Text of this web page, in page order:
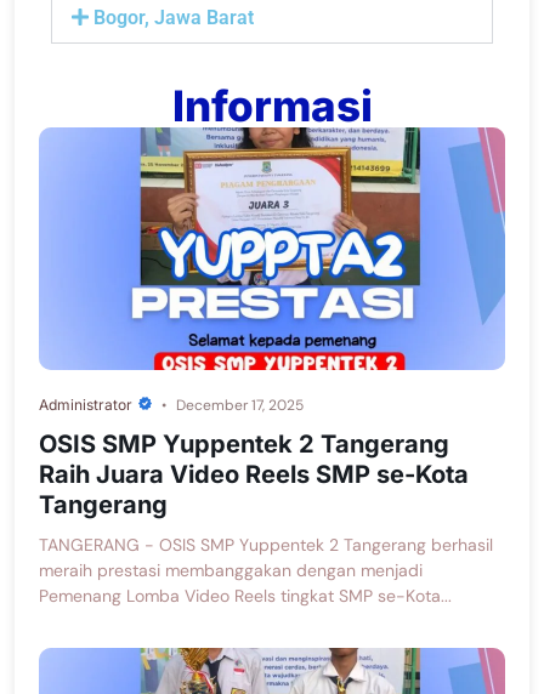
Bogor, Jawa Barat
Informasi
Administrator December 17, 2025
OSIS SMP Yuppentek 2 Tangerang
Raih Juara Video Reels SMP se-Kota
Tangerang
TANGERANG - OSIS SMP Yuppentek 2 Tangerang berhasil
meraih prestasi membanggakan dengan menjadi
Pemenang Lomba Video Reels tingkat SMP se-Kota...